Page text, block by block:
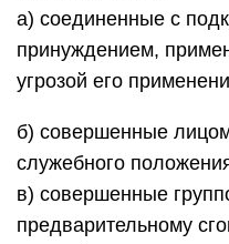
а) соединенные с
принуждением,
угрозой его
б) совершенные
служебного
в) совершенные
предварительному